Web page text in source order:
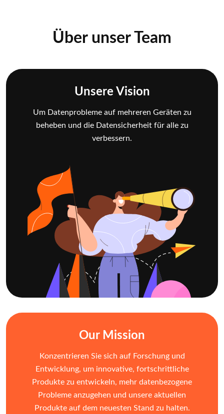
Über unser Team
Unsere Vision
Um Datenprobleme auf mehreren Geräten zu
beheben und die Datensicherheit für alle zu
verbessern.
Our Mission
Konzentrieren Sie sich auf Forschung und
Entwicklung, um innovative, fortschrittliche
Produkte zu entwickeln, mehr datenbezogene
Probleme anzugehen und unsere aktuellen
Produkte auf dem neuesten Stand zu halten.